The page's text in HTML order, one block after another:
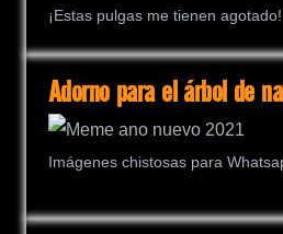
¡Estas pulgas me tienen agotado!
Adorno para el árbol de
Imágenes chistosas para